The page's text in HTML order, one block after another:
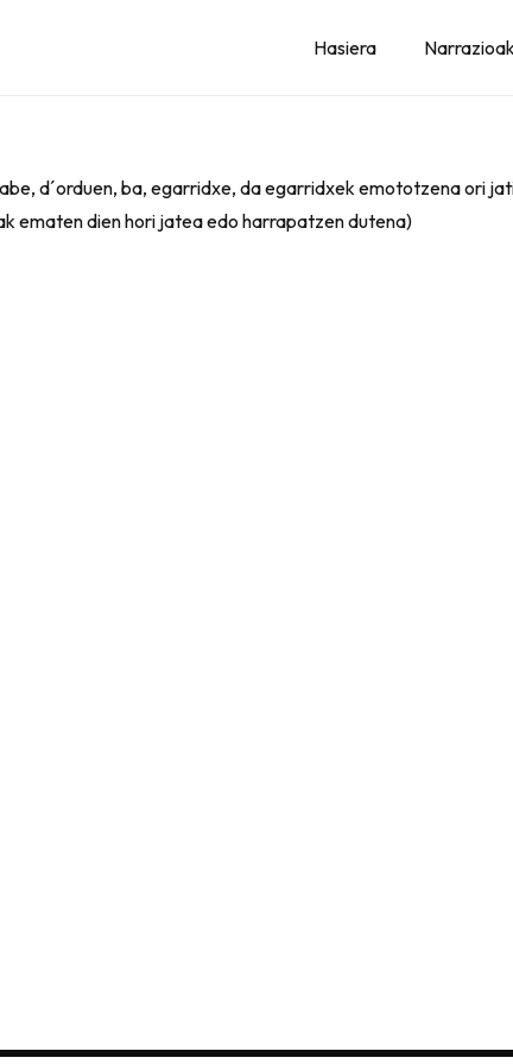
Hasiera
d´orduen, ba, egarridxe, da egarridxek emototzena ori
ematen dien hori jatea edo harrapatzen dutena)